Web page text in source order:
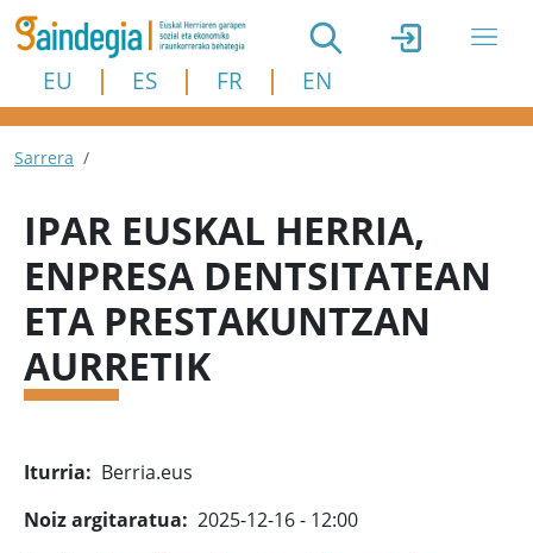
Skip to main content
EU ES FR EN
Breadcrumb
Sarrera
IPAR EUSKAL HERRIA,
ENPRESA DENTSITATEAN
ETA PRESTAKUNTZAN
AURRETIK
Iturria
Berria.eus
Noiz argitaratua
2025-12-16 - 12:00